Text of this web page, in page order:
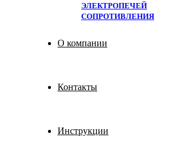
ЭЛЕКТРОПЕЧЕЙ
СОПРОТИВЛЕНИЯ
О компании
Контакты
Инструкции